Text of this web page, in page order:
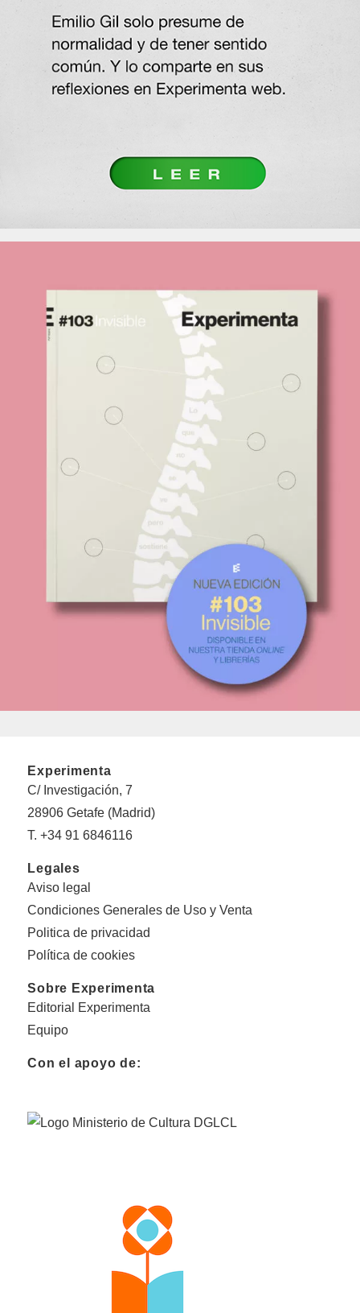
Experimenta
C/ Investigación, 7
28906 Getafe (Madrid)
T. +34 91 6846116
Legales
Aviso legal
Condiciones Generales de Uso y Venta
Politica de privacidad
Política de cookies
Sobre Experimenta
Editorial Experimenta
Equipo
Con el apoyo de: